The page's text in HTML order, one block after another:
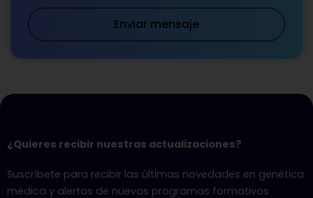
Enviar mensaje
¿Quieres recibir nuestras actualizaciones?
Suscríbete para recibir las últimas novedades en genética
médica y alertas de nuevos programas formativos